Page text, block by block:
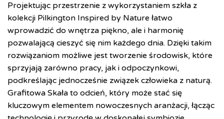
Projektując przestrzenie z wykorzystaniem szkła z
kolekcji Pilkington Inspired by Nature łatwo
wprowadzić do wnętrza piękno, ale i harmonię
pozwalającą cieszyć się nim każdego dnia. Dzięki takim
rozwiązaniom możliwe jest tworzenie środowisk, które
sprzyjają zarówno pracy, jak i odpoczynkowi,
podkreślając jednocześnie związek człowieka z naturą.
Grafitowa Skała to odcień, który może stać się
kluczowym elementem nowoczesnych aranżacji, łącząc